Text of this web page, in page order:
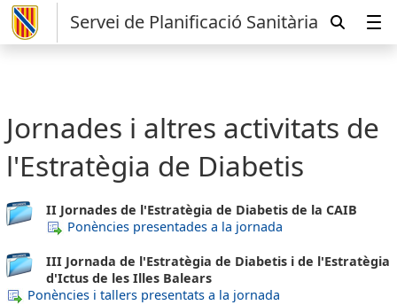
Servei de Planificació Sanitària
Jornades i altres activitats de
l'Estratègia de Diabetis
II Jornades de l'Estratègia de Diabetis de la CAIB
Ponències presentades a la jornada
III Jornada de l'Estratègia de Diabetis i de l'Estratègia
d'Ictus de les Illes Balears
Ponències i tallers presentats a la jornada